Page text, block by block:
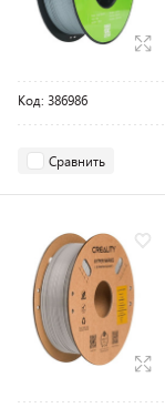
Код: 386986
Сравнить